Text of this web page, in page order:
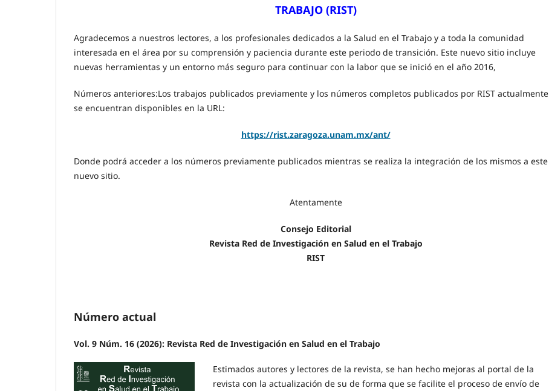
TRABAJO (RIST)
Agradecemos a nuestros lectores, a los profesionales dedicados a la Salud en el Trabajo y a toda la comunidad
interesada en el área por su comprensión y paciencia durante este periodo de transición. Este nuevo sitio incluye
nuevas herramientas y un entorno más seguro para continuar con la labor que se inició en el año 2016,
Números anteriores:Los trabajos publicados previamente y los números completos publicados por RIST actualmente
se encuentran disponibles en la URL:
https://rist.zaragoza.unam.mx/ant/
Donde podrá acceder a los números previamente publicados mientras se realiza la integración de los mismos a este
nuevo sitio.
Atentamente
Consejo Editorial
Revista Red de Investigación en Salud en el Trabajo
RIST
Número actual
Vol. 9 Núm. 16 (2026): Revista Red de Investigación en Salud en el Trabajo
Estimados autores y lectores de la revista, se han hecho mejoras al portal de la
revista con la actualización de su de forma que se facilite el proceso de envío de